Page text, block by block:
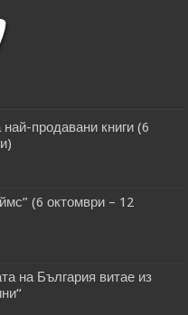
продавани книги (6
(6 октомври – 12
на България витае из